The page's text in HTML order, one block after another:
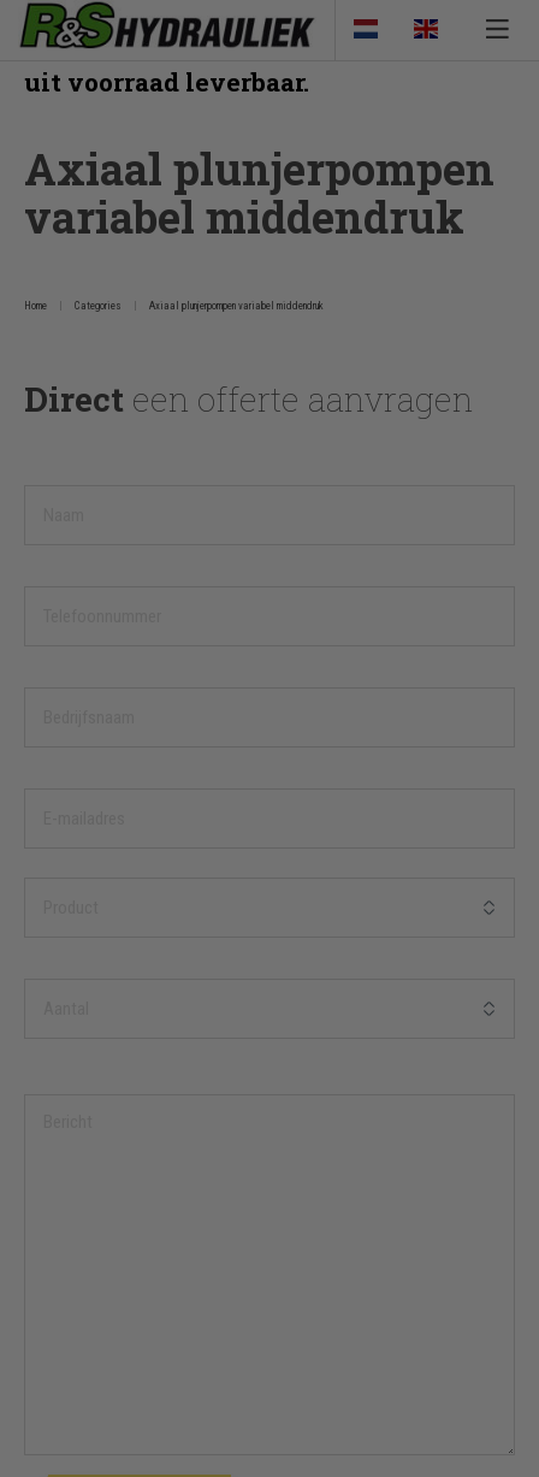
Veel van onze producten zijn direct
uit voorraad leverbaar.
Axiaal plunjerpompen
variabel middendruk
Home Categories Axiaal plunjerpompen variabel middendruk
Direct een offerte aanvragen